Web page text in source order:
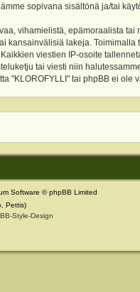
sopivana sisältönä ja/tai
vihamielistä, epämoraalista
kansainvälisiä lakeja.
viestien IP-osoite
tai viesti niin
"KLOROFYLLI" tai phpBB ei
Software © phpBB Limited
Pettis)
Style-Design